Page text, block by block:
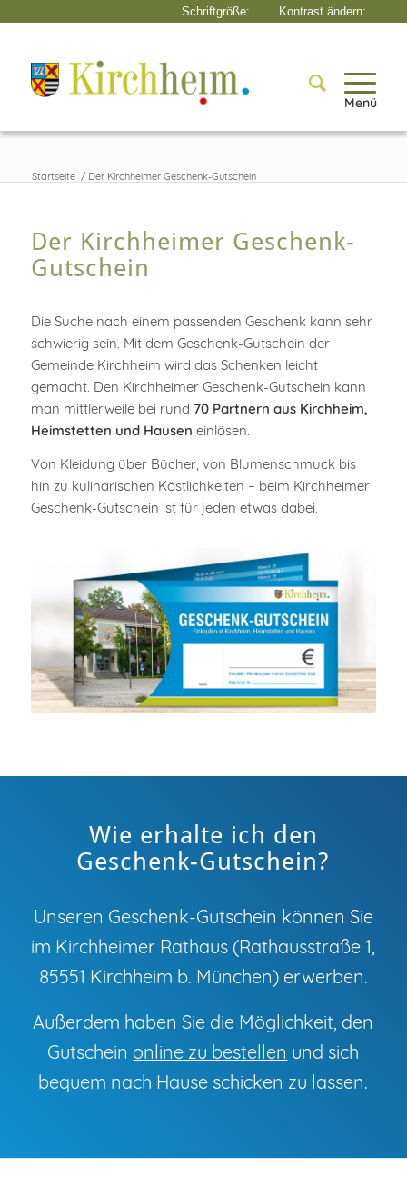
Menü
Startseite / Der Kirchheimer Geschenk-Gutschein
Der Kirchheimer Geschenk-
Gutschein
Die Suche nach einem passenden Geschenk kann sehr
schwierig sein. Mit dem Geschenk-Gutschein der
Gemeinde Kirchheim wird das Schenken leicht
gemacht. Den Kirchheimer Geschenk-Gutschein kann
man mittlerweile bei rund 70 Partnern aus Kirchheim,
Heimstetten und Hausen einlösen.
Von Kleidung über Bücher, von Blumenschmuck bis
hin zu kulinarischen Köstlichkeiten – beim Kirchheimer
Geschenk-Gutschein ist für jeden etwas dabei.
Wie erhalte ich den
Geschenk-Gutschein?
Unseren Geschenk-Gutschein können Sie
im Kirchheimer Rathaus (Rathausstraße 1,
85551 Kirchheim b. München) erwerben.
Außerdem haben Sie die Möglichkeit, den
Gutschein online zu bestellen und sich
bequem nach Hause schicken zu lassen.